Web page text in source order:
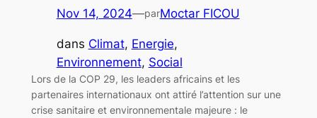
Nov 14, 2024—parMoctar FICOU
dans Climat, Energie
Environnement, Social
Lors de la COP 29, les leaders africains et les
partenaires internationaux ont attiré l’attention sur une
crise sanitaire et environnementale majeure : le